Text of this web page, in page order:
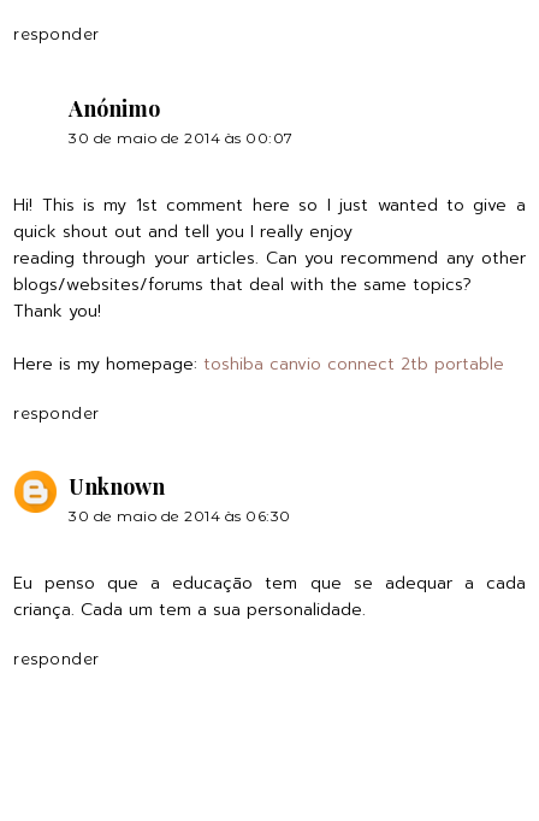
responder
Anónimo
30 de maio de 2014 às 00:07
Hi! This is my 1st comment here so I just wanted to give a
quick shout out and tell you I really enjoy
reading through your articles. Can you recommend any other
blogs/websites/forums that deal with the same topics?
Thank you!
Here is my homepage: toshiba canvio connect 2tb portable
responder
Unknown
30 de maio de 2014 às 06:30
Eu penso que a educação tem que se adequar a cada
criança. Cada um tem a sua personalidade.
responder